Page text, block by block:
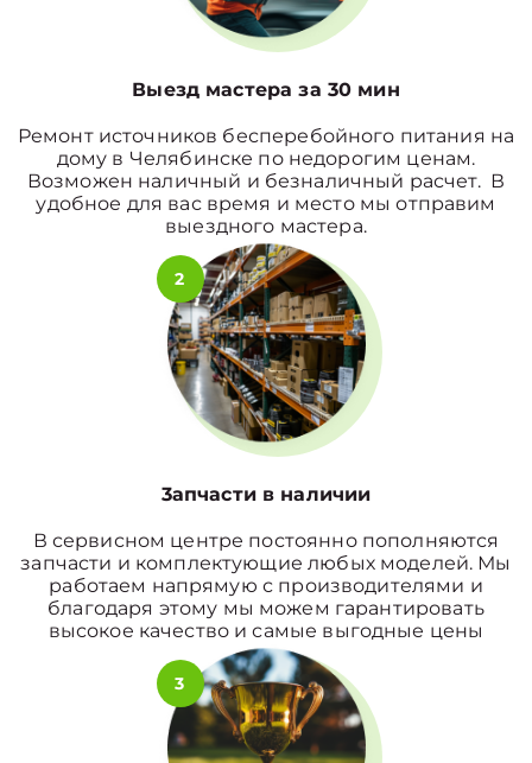
Выезд мастера за 30 мин
Ремонт источников бесперебойного питания на
дому в Челябинске по недорогим ценам.
Возможен наличный и безналичный расчет. В
удобное для вас время и место мы отправим
выездного мастера.
2
3апчасти в наличии
В сервисном центре постоянно пополняются
запчасти и комплектующие любых моделей. Мы
работаем напрямую с производителями и
благодаря этому мы можем гарантировать
высокое качество и самые выгодные цены
3